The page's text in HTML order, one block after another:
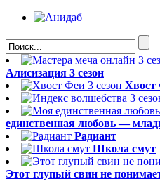
Алисизация 3 сезон
Хвост
единственная любовь —
Радиант
Школа смут
Этот глупый свин не